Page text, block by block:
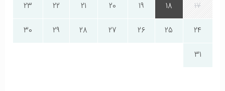
17
18
19
20
21
22
23
24
25
26
27
28
29
30
31